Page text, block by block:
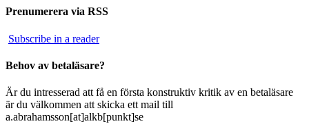
Prenumerera via RSS
Subscribe in a reader
Behov av betaläsare?
Är du intresserad att få en första konstruktiv kritik av en betaläsare
är du välkommen att skicka ett mail till
a.abrahamsson[at]alkb[punkt]se